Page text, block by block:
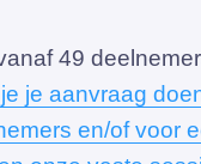
49
je aanvraag
en/of voor